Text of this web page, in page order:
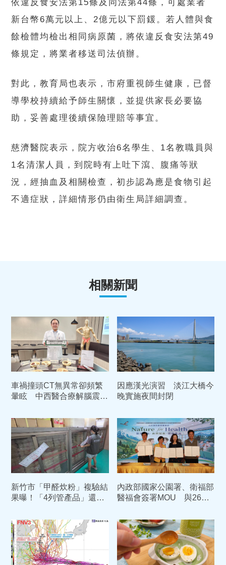
依違反食安法第15條及同法第44條，可處業者
新台幣6萬元以上、2億元以下罰鍰。若人體與食
餘檢體均檢出相同病原菌，將依違反食安法第49
條規定，將業者移送司法偵辦。
對此，教育局也表示，市府重視師生健康，已督
導學校持續給予師生關懷，並提供家長必要協
助，妥善處理後續保險理賠等事宜。
慈濟醫院表示，院方收治6名學生、1名教職員與
1名清潔人員，到院時有上吐下瀉、腹痛等狀
況，經抽血及相關檢查，初步認為應是食物引起
不適症狀，詳細情形仍由衛生局詳細調查。
相關新聞
車禍撞頭CT無異常卻頻繁
暈眩 中西醫合療解腦震盪
因應漢光演習 淡江大橋今
晚實施夜間封閉
新竹市「甲醛炊粉」複驗結
果曝！「4列管產品」還是
內政部國家公園署、衛福部
醫福會簽署MOU 與26家